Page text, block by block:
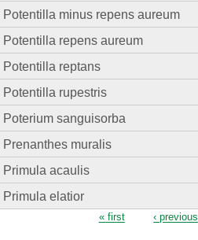
Potentilla minus repens aureum
Potentilla repens aureum
Potentilla reptans
Potentilla rupestris
Poterium sanguisorba
Prenanthes muralis
Primula acaulis
Primula elatior
« first ‹ previous